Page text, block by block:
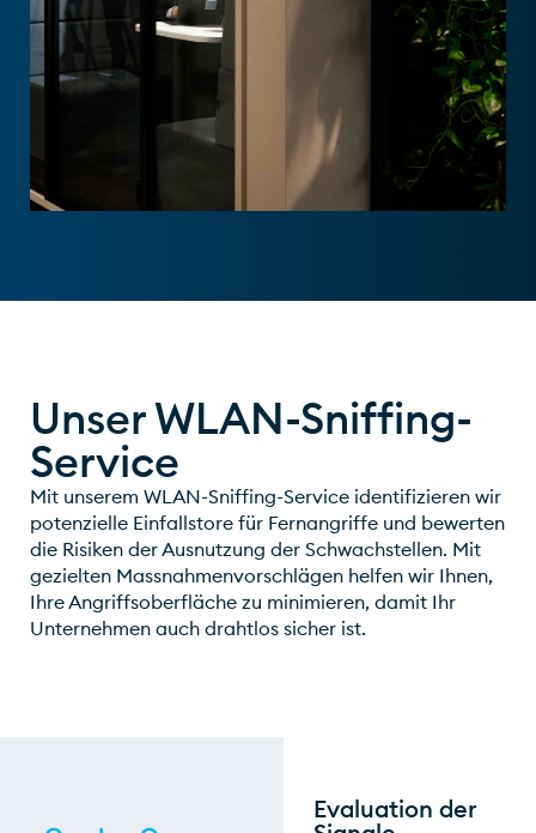
Unser WLAN-Sniffing-
Service
Mit unserem WLAN-Sniffing-Service identifizieren wir
potenzielle Einfallstore für Fernangriffe und bewerten
die Risiken der Ausnutzung der Schwachstellen. Mit
gezielten Massnahmenvorschlägen helfen wir Ihnen,
Ihre Angriffsoberfläche zu minimieren, damit Ihr
Unternehmen auch drahtlos sicher ist.
Evaluation der